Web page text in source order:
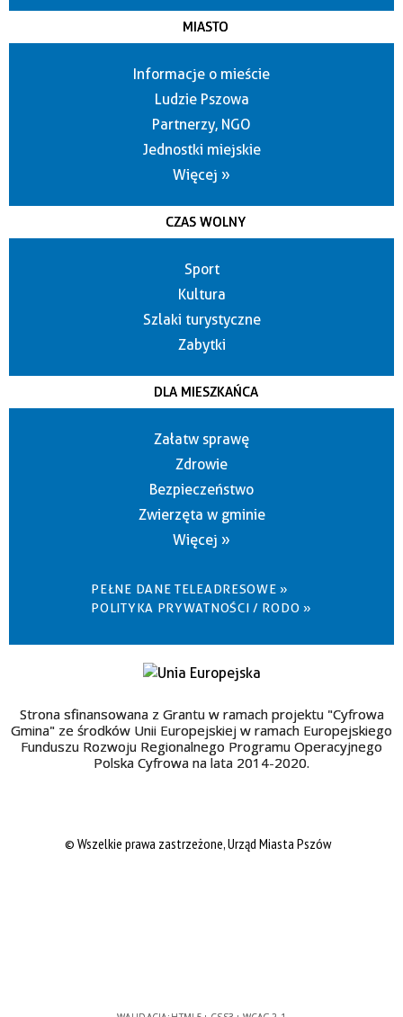
MIASTO
Informacje o mieście
Ludzie Pszowa
Partnerzy, NGO
Jednostki miejskie
Więcej »
CZAS WOLNY
Sport
Kultura
Szlaki turystyczne
Zabytki
DLA MIESZKAŃCA
Załatw sprawę
Zdrowie
Bezpieczeństwo
Zwierzęta w gminie
Więcej »
PEŁNE DANE TELEADRESOWE »
POLITYKA PRYWATNOŚCI / RODO »
Strona sfinansowana z Grantu w ramach projektu "Cyfrowa
Gmina" ze środków Unii Europejskiej w ramach Europejskiego
Funduszu Rozwoju Regionalnego Programu Operacyjnego
Polska Cyfrowa na lata 2014-2020.
© Wszelkie prawa zastrzeżone, Urząd Miasta Pszów